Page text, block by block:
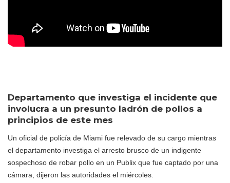
Departamento que investiga el incidente que
involucra a un presunto ladrón de pollos a
principios de este mes
Un oficial de policía de Miami fue relevado de su cargo mientras
el departamento investiga el arresto brusco de un indigente
sospechoso de robar pollo en un Publix que fue captado por una
cámara, dijeron las autoridades el miércoles.